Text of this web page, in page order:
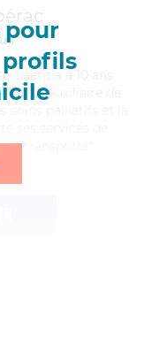
pour
Laetitia a 10 ans
d'Auxiliaire de
et transports*